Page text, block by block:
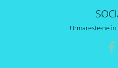
Urmareste-ne